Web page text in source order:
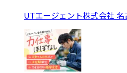
UTエージェント株式会社 名